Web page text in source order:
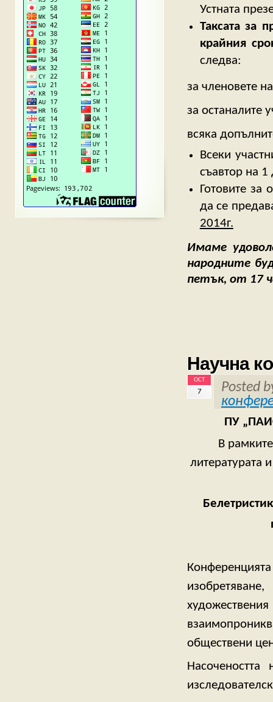
Устната
Таксата за
крайния
следва:
за членовете
за останалите
всяка
Всеки
съавтор на
Готовите за
да се
2014г.
Имаме
народните
петък, от 17
Научна
OCT
7
Posted
ПУ
В
литературата
обществени